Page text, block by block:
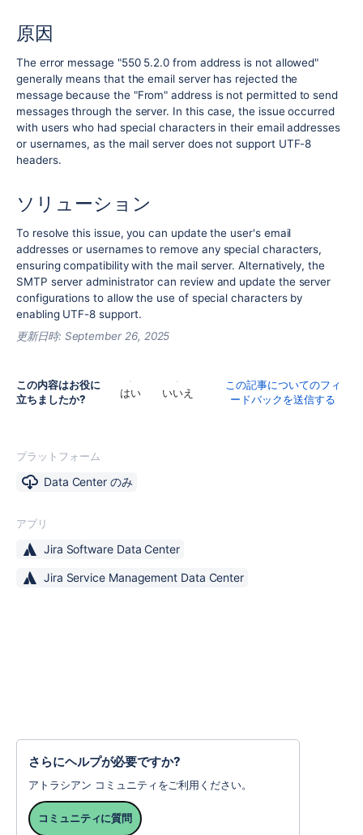
原因
The error message "550 5.2.0 from address is not allowed"
generally means that the email server has rejected the
message because the "From" address is not permitted to send
messages through the server. In this case, the issue occurred
with users who had special characters in their email addresses
or usernames, as the mail server does not support UTF-8
headers.
ソリューション
To resolve this issue, you can update the user's email
addresses or usernames to remove any special characters,
ensuring compatibility with the mail server. Alternatively, the
SMTP server administrator can review and update the server
configurations to allow the use of special characters by
enabling UTF-8 support.
更新日時: September 26, 2025
この内容はお役に
立ちましたか?
はい いいえ
この記事についてのフィ
ードバックを送信する
プラットフォーム
Data Center のみ
アプリ
Jira Software Data Center
Jira Service Management Data Center
さらにヘルプが必要ですか?
アトラシアン コミュニティをご利用ください。
コミュニティに質問